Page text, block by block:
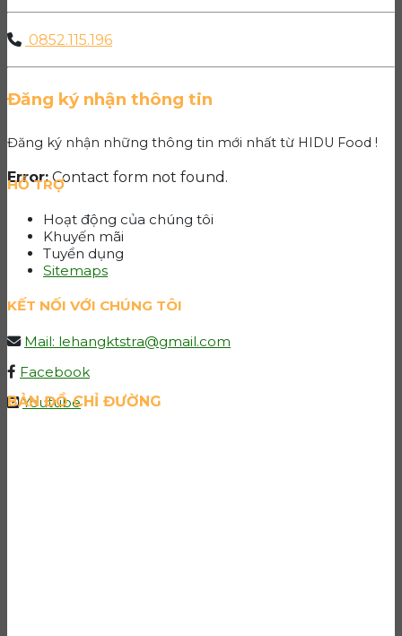
0852.115.196
Đăng ký nhận thông tin
Đăng ký nhận những thông tin mới nhất từ HIDU Food !
Error:Contact form not found.
HỖ TRỢ
Hoạt động của chúng tôi
Khuyến mãi
Tuyển dụng
Sitemaps
KẾT NỐI VỚI CHÚNG TÔI
Mail: lehangktstra@gmail.com
Facebook
Youtube
BẢN ĐỒ CHỈ ĐƯỜNG